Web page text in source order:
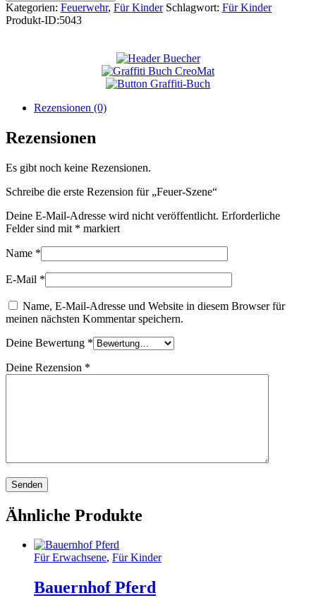
Kategorien: Feuerwehr, Für Kinder Schlagwort: Für Kinder
Produkt-ID:5043
Rezensionen (0)
Rezensionen
Es gibt noch keine Rezensionen.
Schreibe die erste Rezension für „Feuer-Szene“
Deine E-Mail-Adresse wird nicht veröffentlicht. Erforderliche
Felder sind mit * markiert
Name *
E-Mail *
Name, E-Mail-Adresse und Website in diesem Browser für
meinen nächsten Kommentar speichern.
Deine Bewertung *
Deine Rezension *
Ähnliche Produkte
Für Erwachsene, Für Kinder
Bauernhof Pferd